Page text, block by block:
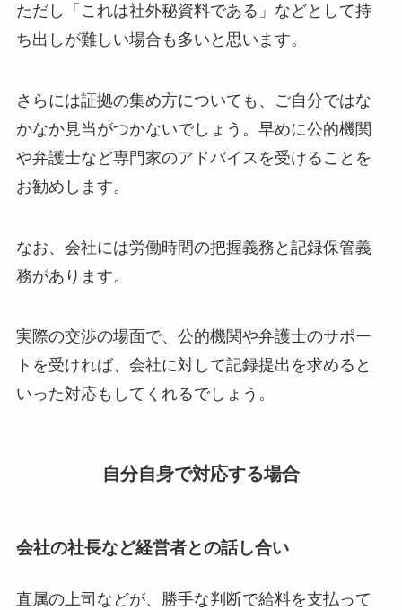
ただし「これは社外秘資料である」などとして持
ち出しが難しい場合も多いと思います。
さらには証拠の集め方についても、ご自分ではな
かなか見当がつかないでしょう。早めに公的機関
や弁護士など専門家のアドバイスを受けることを
お勧めします。
なお、 会社には労働時間の把握義務と記録保管義
務があります。
実際の交渉の場面で、公的機関や弁護士のサポー
トを受ければ、会社に対して記録提出を求めると
いった対応もしてくれるでしょう。
自分自身で対応する場合
会社の社長など経営者との話し合い
直属の上司などが、勝手な判断で給料を支払って